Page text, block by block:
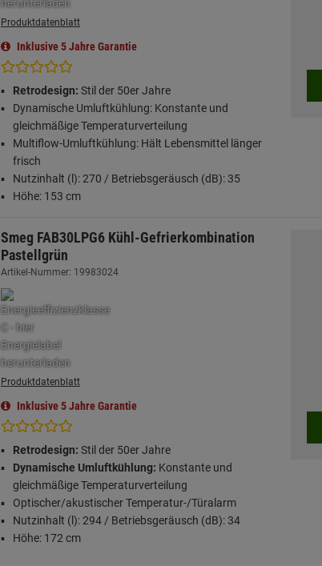
Produktdatenblatt
Inklusive 5 Jahre Garantie
Retrodesign: Stil der 50er Jahre
Dynamische Umluftkühlung: Konstante und
gleichmäßige Temperaturverteilung
Multiflow-Umluftkühlung: Hält Lebensmittel länger
frisch
Nutzinhalt (l): 270 / Betriebsgeräusch (dB): 35
Höhe: 153 cm
Smeg FAB30LPG6 Kühl-Gefrierkombination
Pastellgrün
Artikel-Nummer: 19983024
Produktdatenblatt
Inklusive 5 Jahre Garantie
Retrodesign: Stil der 50er Jahre
Dynamische Umluftkühlung: Konstante und
gleichmäßige Temperaturverteilung
Optischer/akustischer Temperatur-/Türalarm
Nutzinhalt (l): 294 / Betriebsgeräusch (dB): 34
Höhe: 172 cm